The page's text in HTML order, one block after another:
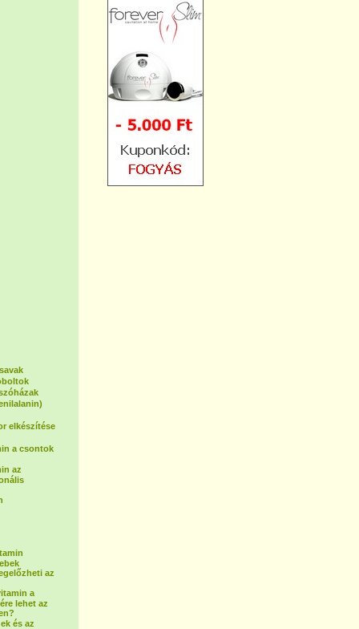
elkészítése
a csontok
az
az
a
lehet az
és az